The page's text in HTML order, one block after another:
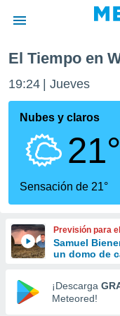
de
por
que se
calidad.
a este
las
y
forma
digital
basada
El Tiempo en
19:24 Jueves
Nubes y claros
21°
Sensación de 21°
Previsión para
Samuel
un domo de
¡Descarga
Meteored!